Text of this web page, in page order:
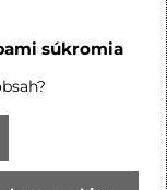
súkromia